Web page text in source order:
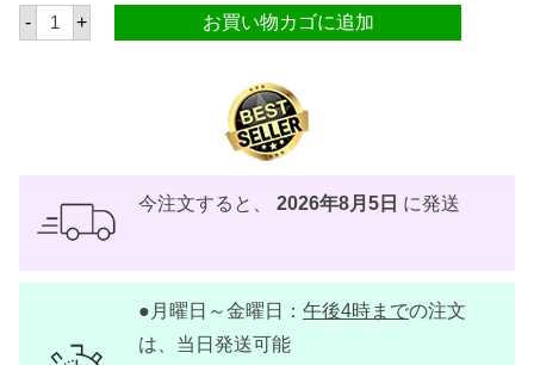
- ネ
ス
ク
ム
+ お買い物カゴに追加
今注文すると、 2026年8月5日 に発送
●月曜日～金曜日： 午後4時までの注文
は、当日発送可能